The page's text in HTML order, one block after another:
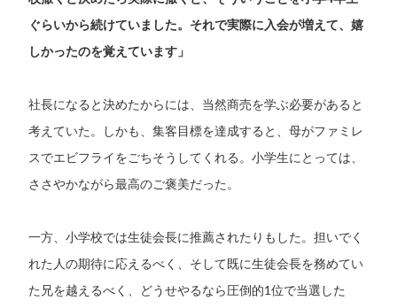
ぐらいから続けていました。それで実際に入会が増えて、嬉
しかったのを覚えています」
社長になると決めたからには、当然商売を学ぶ必要があると
考えていた。しかも、集客目標を達成すると、母がファミレ
スでエビフライをごちそうしてくれる。小学生にとっては、
ささやかながら最高のご褒美だった。
一方、小学校では生徒会長に推薦されたりもした。担いでく
れた人の期待に応えるべく、そして既に生徒会長を務めてい
た兄を越えるべく、どうせやるなら圧倒的1位で当選した